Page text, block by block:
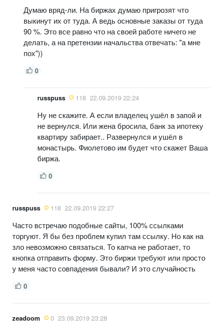
Думаю вряд-ли. На биржах думаю пригрозят что
выкинут их от туда. А ведь основные заказы от туда
90 %. Это все равно что на своей работе ничего не
делать, а на претензии начальства отвечать: "а мне
пох"))
0
russpuss 118 22.09.2019 22:24
Ну не скажите. А если владелец ушёл в запой и
не вернулся. Или жена бросила, банк за ипотеку
квартиру забирает.. Развернулся и ушёл в
монастырь. Фиолетово им будет что скажет Ваша
биржа.
0
russpuss 118 22.09.2019 22:27
Часто встречаю подобные сайты, 100% ссылками
торгуют. Я бы без проблем купил там ссылку. Но как на
зло невозможно связаться. То капча не работает, то
кнопка отправить форму. Это биржи требуют или просто
у меня часто совпадения бывали? И это случайность
0
zeadoom 0 23.09.2019 23:28